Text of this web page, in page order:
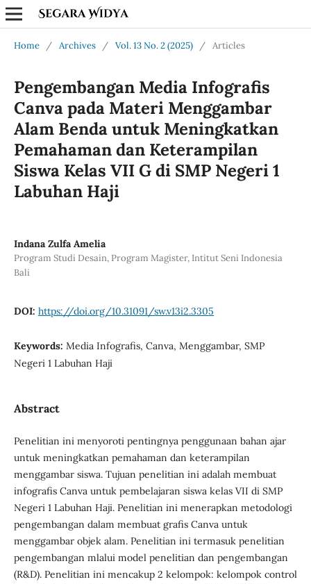
Home / Archives / Vol. 13 No. 2 (2025) / Articles
Pengembangan Media Infografis
Canva pada Materi Menggambar
Alam Benda untuk Meningkatkan
Pemahaman dan Keterampilan
Siswa Kelas VII G di SMP Negeri 1
Labuhan Haji
Indana Zulfa Amelia
Program Studi Desain, Program Magister, Intitut Seni Indonesia
Bali
DOI: https://doi.org/10.31091/sw.v13i2.3305
Keywords: Media Infografis, Canva, Menggambar, SMP
Negeri 1 Labuhan Haji
Abstract
Penelitian ini menyoroti pentingnya penggunaan bahan ajar
untuk meningkatkan pemahaman dan keterampilan
menggambar siswa. Tujuan penelitian ini adalah membuat
infografis Canva untuk pembelajaran siswa kelas VII di SMP
Negeri 1 Labuhan Haji. Penelitian ini menerapkan metodologi
pengembangan dalam membuat grafis Canva untuk
menggambar objek alam. Penelitian ini termasuk penelitian
pengembangan mlalui model penelitian dan pengembangan
(R&D). Penelitian ini mencakup 2 kelompok: kelompok control